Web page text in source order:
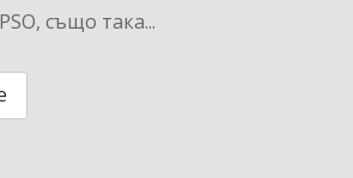
също така...